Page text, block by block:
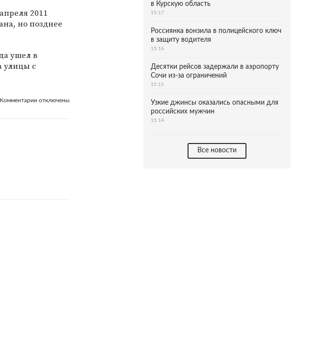
2011
но позднее
ушел в
улицы с
Комментарии отключены
в Курскую область
15:17
Россиянка вонзила в полицейского ключ
в защиту водителя
15:16
Десятки рейсов задержали в аэропорту
Сочи из-за ограничений
15:15
Узкие джинсы оказались опасными для
российских мужчин
15:14
Все новости